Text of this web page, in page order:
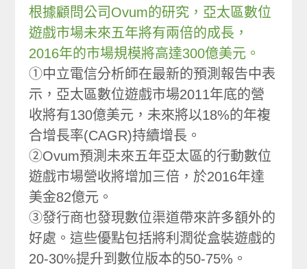
根據顧問公司Ovum的研究，亞太區數位
遊戲市場未來五年將有兩倍的成長，
2016年的市場規模將高達300億美元。
①中立電信分析師在最新的預測報告中表
示，亞太區數位遊戲市場2011年底的營
收將有130億美元，未來將以18%的年複
合增長率(CAGR)持續增長。
②Ovum預測未來五年亞太區的行動數位
遊戲市場營收將增加三倍，於2016年達
美金82億元。
③發行商也發現數位渠道帶來許多額外的
好處。這些優點包括將利潤從盒裝遊戲的
20-30%提升到數位版本的50-75%。